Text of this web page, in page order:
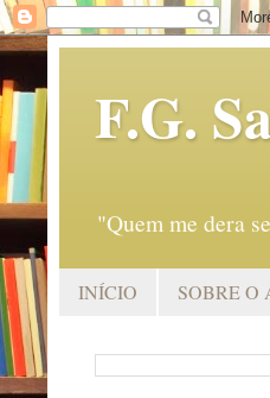
F.G.
"Quem me dera
INÍCIO SOBRE O